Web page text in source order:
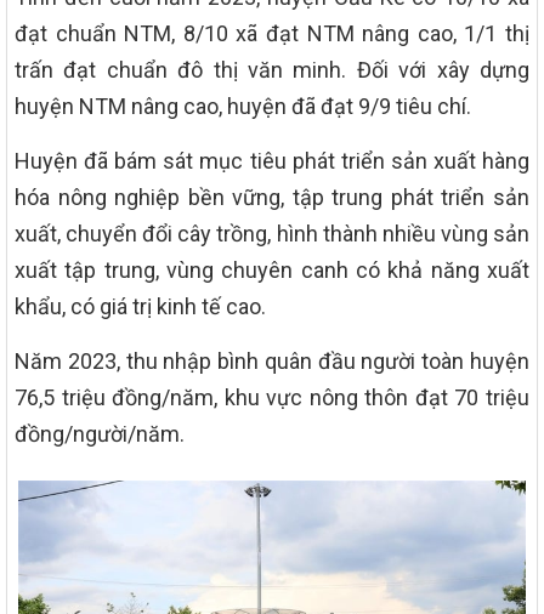
đạt chuẩn NTM, 8/10 xã đạt NTM nâng cao, 1/1 thị
trấn đạt chuẩn đô thị văn minh. Đối với xây dựng
huyện NTM nâng cao, huyện đã đạt 9/9 tiêu chí.
Huyện đã bám sát mục tiêu phát triển sản xuất hàng
hóa nông nghiệp bền vững, tập trung phát triển sản
xuất, chuyển đổi cây trồng, hình thành nhiều vùng sản
xuất tập trung, vùng chuyên canh có khả năng xuất
khẩu, có giá trị kinh tế cao.
Năm 2023, thu nhập bình quân đầu người toàn huyện
76,5 triệu đồng/năm, khu vực nông thôn đạt 70 triệu
đồng/người/năm.